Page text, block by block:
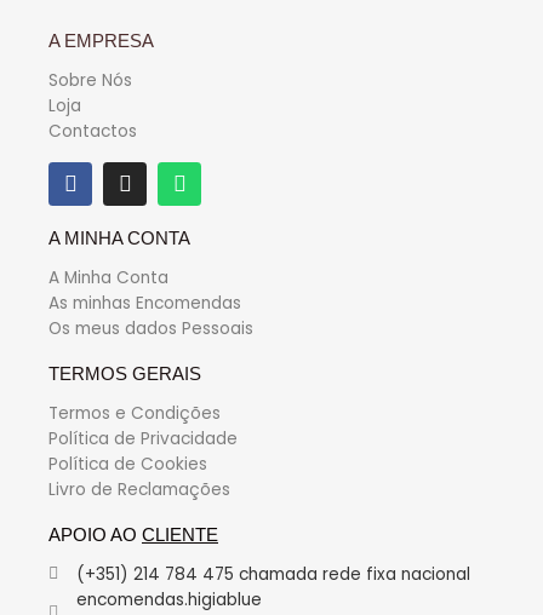
A EMPRESA
Sobre Nós
Loja
Contactos
A MINHA CONTA
A Minha Conta
As minhas Encomendas
Os meus dados Pessoais
TERMOS GERAIS
Termos e Condições
Política de Privacidade
Política de Cookies
Livro de Reclamações
APOIO AO CLIENTE
(+351) 214 784 475 chamada rede fixa nacional
encomendas.higiablue